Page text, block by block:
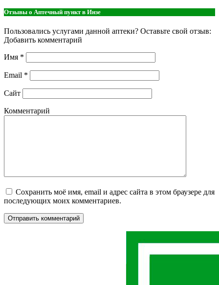
Отзывы о Аптечный пункт в Инзе
Пользовались услугами данной аптеки? Оставьте свой отзыв:
Добавить комментарий
Имя *
Email *
Сайт
Комментарий
Сохранить моё имя, email и адрес сайта в этом браузере для
последующих моих комментариев.